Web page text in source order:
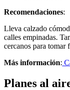
Recomendaciones:
Lleva calzado
calles empinadas.
cercanos para tomar
Más información:
Planes al